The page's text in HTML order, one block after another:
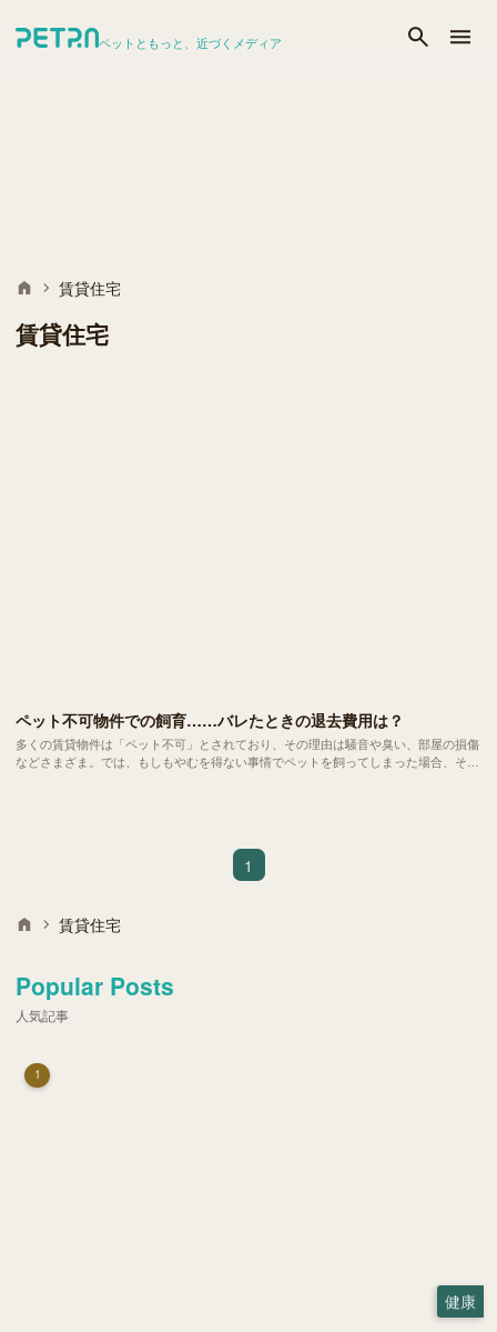
ペットともっと、近づくメディア
賃貸住宅
賃貸住宅
ペット不可物件での飼育……バレたときの退去費用は？
多くの賃貸物件は「ペット不可」とされており、その理由は騒音や臭い、部屋の損傷
などさまざま。では、もしもやむを得ない事情でペットを飼ってしまった場合、そし
1
賃貸住宅
Popular Posts
人気記事
1
健康